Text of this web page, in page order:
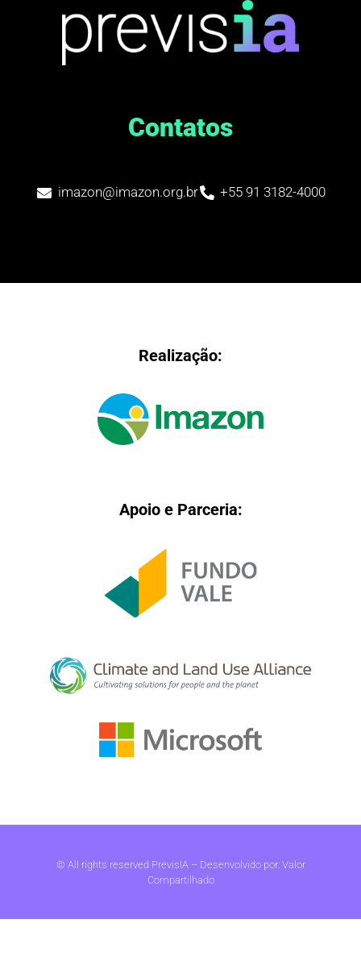
Contatos
imazon@imazon.org.br +55 91 3182-4000
Realização:
Apoio e Parceria:
© All rights reserved PrevisIA – Desenvolvido por: Valor
Compartilhado